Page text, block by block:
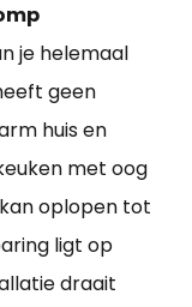
je helemaal
geen
huis en
met oog
oplopen tot
ligt op
draait